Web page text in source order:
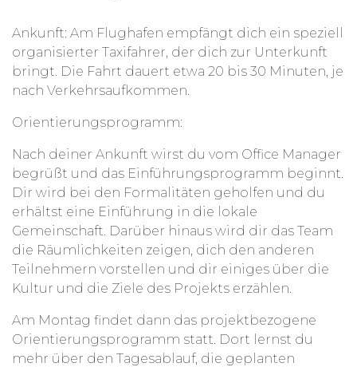
Ankunft: Am Flughafen empfängt dich ein speziell
organisierter Taxifahrer, der dich zur Unterkunft
bringt. Die Fahrt dauert etwa 20 bis 30 Minuten, je
nach Verkehrsaufkommen.
Orientierungsprogramm:
Nach deiner Ankunft wirst du vom Office Manager
begrüßt und das Einführungsprogramm beginnt.
Dir wird bei den Formalitäten geholfen und du
erhältst eine Einführung in die lokale
Gemeinschaft. Darüber hinaus wird dir das Team
die Räumlichkeiten zeigen, dich den anderen
Teilnehmern vorstellen und dir einiges über die
Kultur und die Ziele des Projekts erzählen.
Am Montag findet dann das projektbezogene
Orientierungsprogramm statt. Dort lernst du
mehr über den Tagesablauf, die geplanten